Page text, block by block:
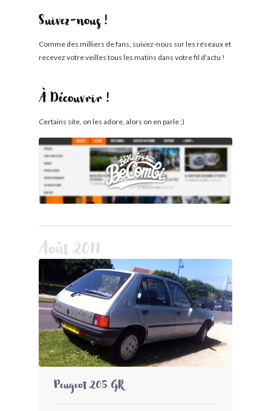
Suivez-nous !
Comme des milliers de fans, suivez-nous sur les réseaux et
recevez votre veilles tous les matins dans votre fil d'actu !
À Découvrir !
Certains site, on les adore, alors on en parle ;)
Août 2011
Peugeot 205 GR